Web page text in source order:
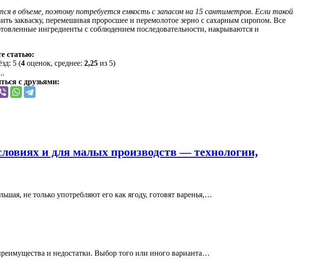
в объеме, поэтому потребуется емкость с запасом на 15 сантиметров. Если такой
закваску, перемешивая проросшее и перемолотое зерно с сахарным сиропом. Все
ингредиенты с соблюдением последовательности, накрываются и
статью:
(4 оценок, среднее: 2,25 из 5)
с друзьями:
и для малых производств — технологии,
не только употребляют его как ягоду, готовят варенья,…
и недостатки. Выбор того или иного варианта…